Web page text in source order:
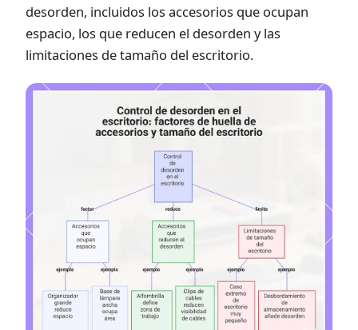
desorden, incluidos los accesorios que ocupan
espacio, los que reducen el desorden y las
limitaciones de tamaño del escritorio.